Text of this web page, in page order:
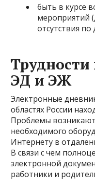
быть в курсе
мероприятий
отсутствия
Трудности
ЭД и ЭЖ
Электронные
областях России
Проблемы возникают
необходимого
Интернету в
В связи с чем
электронной
работники и